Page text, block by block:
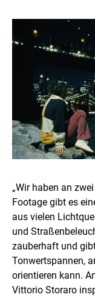
„Wir haben an
Footage gibt es
aus vielen
und
zauberhaft und
Tonwertspannen,
orientieren kann.
Vittorio Storaro